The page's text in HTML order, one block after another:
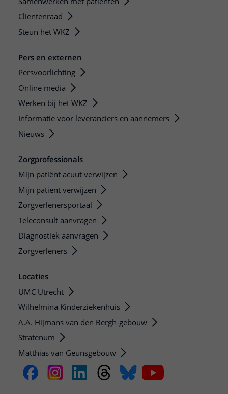
Clientenraad
Steun het WKZ
Pers en externen
Persvoorlichting
Online media
Werken bij het WKZ
Informatie voor leveranciers en aannemers
Nieuws
Zorgprofessionals
Mijn patiënt acuut verwijzen
Mijn patiënt verwijzen
Zorgverlenersportaal
Teleconsult aanvragen
Diagnostiek aanvragen
Zorgverleners
Locaties
UMC Utrecht
Wilhelmina Kinderziekenhuis
A.A. Hijmans van den Bergh-gebouw
Stratenum
Matthias van Geunsgebouw